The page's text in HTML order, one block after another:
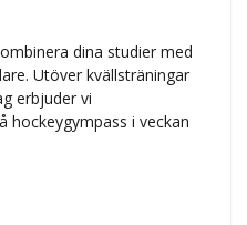
dina studier med
Utöver kvällsträningar
erbjuder vi
i veckan